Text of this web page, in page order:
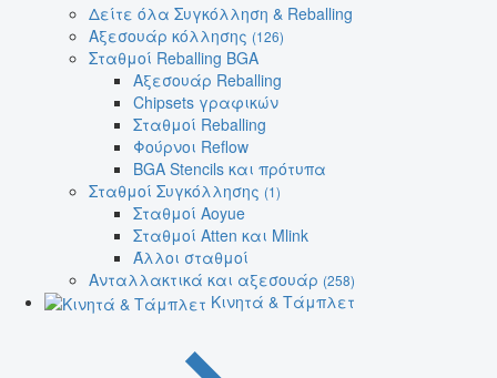
Δείτε όλα Συγκόλληση & Reballing
Αξεσουάρ κόλλησης (126)
Σταθμοί Reballing BGA
Αξεσουάρ Reballing
Chipsets γραφικών
Σταθμοί Reballing
Φούρνοι Reflow
BGA Stencils και πρότυπα
Σταθμοί Συγκόλλησης (1)
Σταθμοί Aoyue
Σταθμοί Atten και Mlink
Άλλοι σταθμοί
Ανταλλακτικά και αξεσουάρ (258)
Κινητά & Τάμπλετ